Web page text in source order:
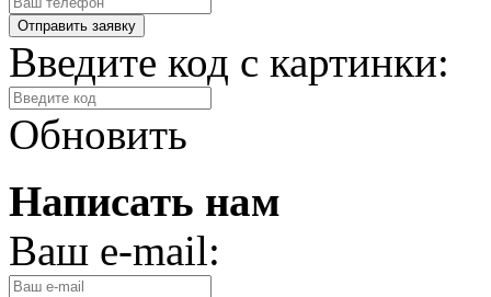
Введите код с картинки:
Обновить
Написать нам
Ваш e-mail: